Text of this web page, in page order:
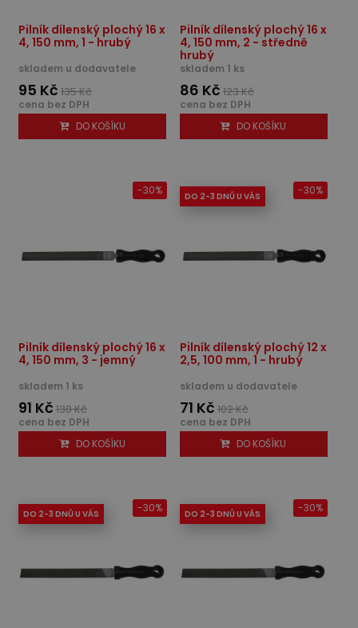
Pilník dílenský plochý 16 x
4, 150 mm, 1 - hrubý
skladem u dodavatele
95 Kč 135 Kč
cena bez DPH
DO KOŠÍKU
Pilník dílenský plochý 16 x
4, 150 mm, 2 - středně
hrubý
skladem 1 ks
86 Kč 123 Kč
cena bez DPH
DO KOŠÍKU
Pilník dílenský plochý 16 x
4, 150 mm, 3 - jemný
skladem 1 ks
91 Kč 130 Kč
-30%
cena bez DPH
DO KOŠÍKU
DO 2-3 DNŮ U VÁS
Pilník dílenský plochý 12 x
2,5, 100 mm, 1 - hrubý
skladem u dodavatele
71 Kč 102 Kč
-30%
cena bez DPH
DO KOŠÍKU
DO 2-3 DNŮ U VÁS -30% DO 2-3 DNŮ U VÁS -30%